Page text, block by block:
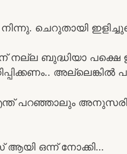
നിന്നു. ചെറുതായി
നല്ല ബുദ്ധിയാ പക്ഷെ
പറഞ്ഞാലും
ഒന്ന് നോക്കി…